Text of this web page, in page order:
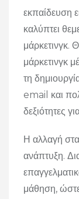
εκπαίδευση
καλύπτει
μάρκετινγκ.
μάρκετινγκ
τη
email και
δεξιότητες
Η αλλαγή
ανάπτυξη.
μάθηση, ώστε